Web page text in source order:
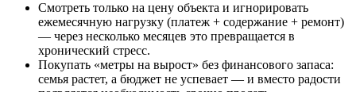
Смотреть только на цену объекта и игнорировать
ежемесячную нагрузку (платеж + содержание + ремонт)
— через несколько месяцев это превращается в
хронический стресс.
Покупать «метры на вырост» без финансового запаса:
семья растет, а бюджет не успевает — и вместо радости